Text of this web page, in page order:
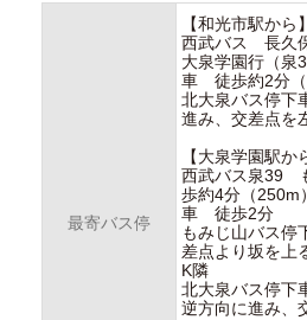
最寄バス停
【和光市駅から】
西武バス 長久
大泉学園行（
車 徒歩約2分（
北大泉バス停
進み、交差点を
【大泉学園駅か
西武バス泉39
歩約4分（250m
車 徒歩2分
もみじ山バス停
差点より坂を上
K隣
北大泉バス停下
逆方向に進み、